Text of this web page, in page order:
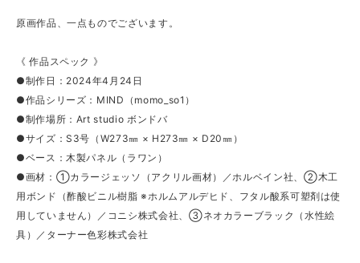
原画作品、一点ものでございます。
《 作品スペック 》
●制作日：2024年4月24日
●作品シリーズ：MIND（momo_so1）
●制作場所：Art studio ボンドバ
●サイズ：S3号（W273㎜ × H273㎜ × D20㎜）
●ベース：木製パネル（ラワン）
●画材：①カラージェッソ（アクリル画材）／ホルベイン社、②木工
用ボンド（酢酸ビニル樹脂 ※ホルムアルデヒド、フタル酸系可塑剤は使
用していません）／コニシ株式会社、③ネオカラーブラック（水性絵
具）／ターナー色彩株式会社